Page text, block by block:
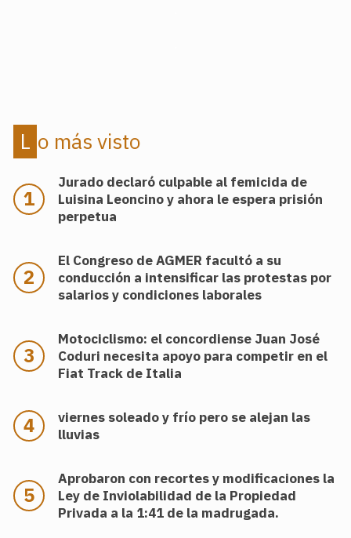
Lo más visto
Jurado declaró culpable al femicida de
Luisina Leoncino y ahora le espera prisión
perpetua
El Congreso de AGMER facultó a su
conducción a intensificar las protestas por
salarios y condiciones laborales
Motociclismo: el concordiense Juan José
Coduri necesita apoyo para competir en el
Fiat Track de Italia
viernes soleado y frío pero se alejan las
lluvias
Aprobaron con recortes y modificaciones la
Ley de Inviolabilidad de la Propiedad
Privada a la 1:41 de la madrugada.